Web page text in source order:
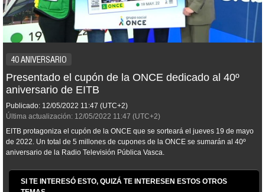
40 ANIVERSARIO
Presentado el cupón de la ONCE dedicado al 40º
aniversario de EITB
Publicado: 12/05/2022 11:47 (UTC+2)
Última actualización: 12/05/2022 11:47 (UTC+2)
EITB protagoniza el cupón de la ONCE que se sorteará el jueves 19 de mayo
de 2022. Un total de 5 millones de cupones de la ONCE se sumarán al 40º
aniversario de la Radio Televisión Pública Vasca.
SI TE INTERESÓ ESTO, QUIZÁ TE INTERESEN ESTOS OTROS